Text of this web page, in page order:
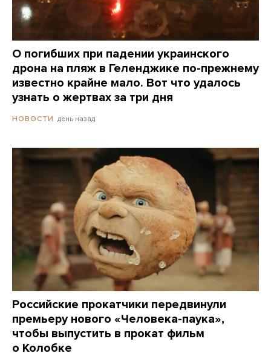
О погибших при падении украинского
дрона на пляж в Геленджике по-прежнему
известно крайне мало. Вот что удалось
узнать о жертвах за три дня
НОВОСТИ день назад
Российские прокатчики передвинули
премьеру нового «Человека-паука»,
чтобы выпустить в прокат фильм
о Колобке